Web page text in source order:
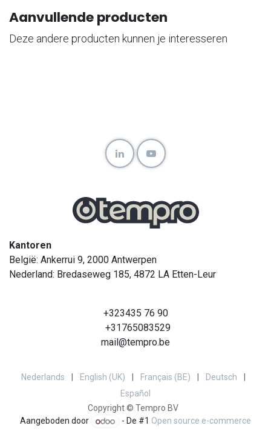
Aanvullende producten
Deze andere producten kunnen je interesseren
Kantoren
België: Ankerrui 9, 2000 Antwerpen
Nederland: Bredaseweg 185, 4872 LA Etten-Leur
+323435 76 90
+31765083529
mail@tempro.be
Copyright © Tempro BV
Nederlands English (UK) Français (BE) Deutsch
Español
Aangeboden door - De #1 Open source e-commerce